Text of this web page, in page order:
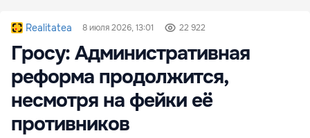
Realitatea 8 июля 2026, 13:01 22 922
Гросу: Административная
реформа продолжится,
несмотря на фейки её
противников